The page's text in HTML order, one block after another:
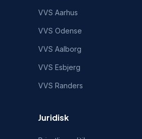
VVS Aarhus
VVS Odense
VVS Aalborg
VVS Esbjerg
VVS Randers
Juridisk